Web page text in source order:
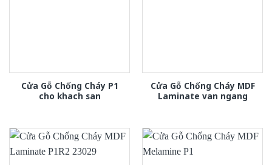
Cửa Gỗ Chống Cháy P1
cho khach san
Cửa Gỗ Chống Cháy MDF
Laminate van ngang